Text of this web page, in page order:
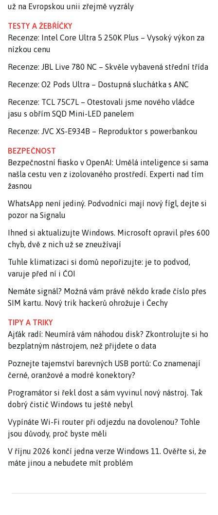
už na Evropskou unii zřejmě vyzrály
TESTY A ŽEBŘÍČKY
Recenze: Intel Core Ultra 5 250K Plus – Vysoký výkon za
nízkou cenu
Recenze: JBL Live 780 NC – Skvěle vybavená střední třída
Recenze: O2 Pods Ultra – Dostupná sluchátka s ANC
Recenze: TCL 75C7L – Otestovali jsme nového vládce
jasu s obřím SQD Mini-LED panelem
Recenze: JVC XS-E934B – Reproduktor s powerbankou
BEZPEČNOST
Bezpečnostní fiasko v OpenAI: Umělá inteligence si sama
našla cestu ven z izolovaného prostředí. Experti nad tím
žasnou
WhatsApp není jediný. Podvodníci mají nový fígl, dejte si
pozor na Signalu
Ihned si aktualizujte Windows. Microsoft opravil přes 600
chyb, dvě z nich už se zneužívají
Tuhle klimatizaci si domů nepořizujte: je to podvod,
varuje před ní i ČOI
Nemáte signál? Možná vám právě někdo krade číslo přes
SIM kartu. Nový trik hackerů ohrožuje i Čechy
TIPY A TRIKY
Ajťák radí: Neumírá vám náhodou disk? Zkontrolujte si ho
bezplatným nástrojem, než přijdete o data
Poznejte tajemství barevných USB portů: Co znamenají
černé, oranžové a modré konektory?
Programátor si řekl dost a sám vyvinul nový nástroj. Tak
dobrý čistič Windows tu ještě nebyl
Vypínáte Wi-Fi router při odjezdu na dovolenou? Tohle
jsou důvody, proč byste měli
V říjnu 2026 končí jedna verze Windows 11. Ověřte si, že
máte jinou a nebudete mít problém